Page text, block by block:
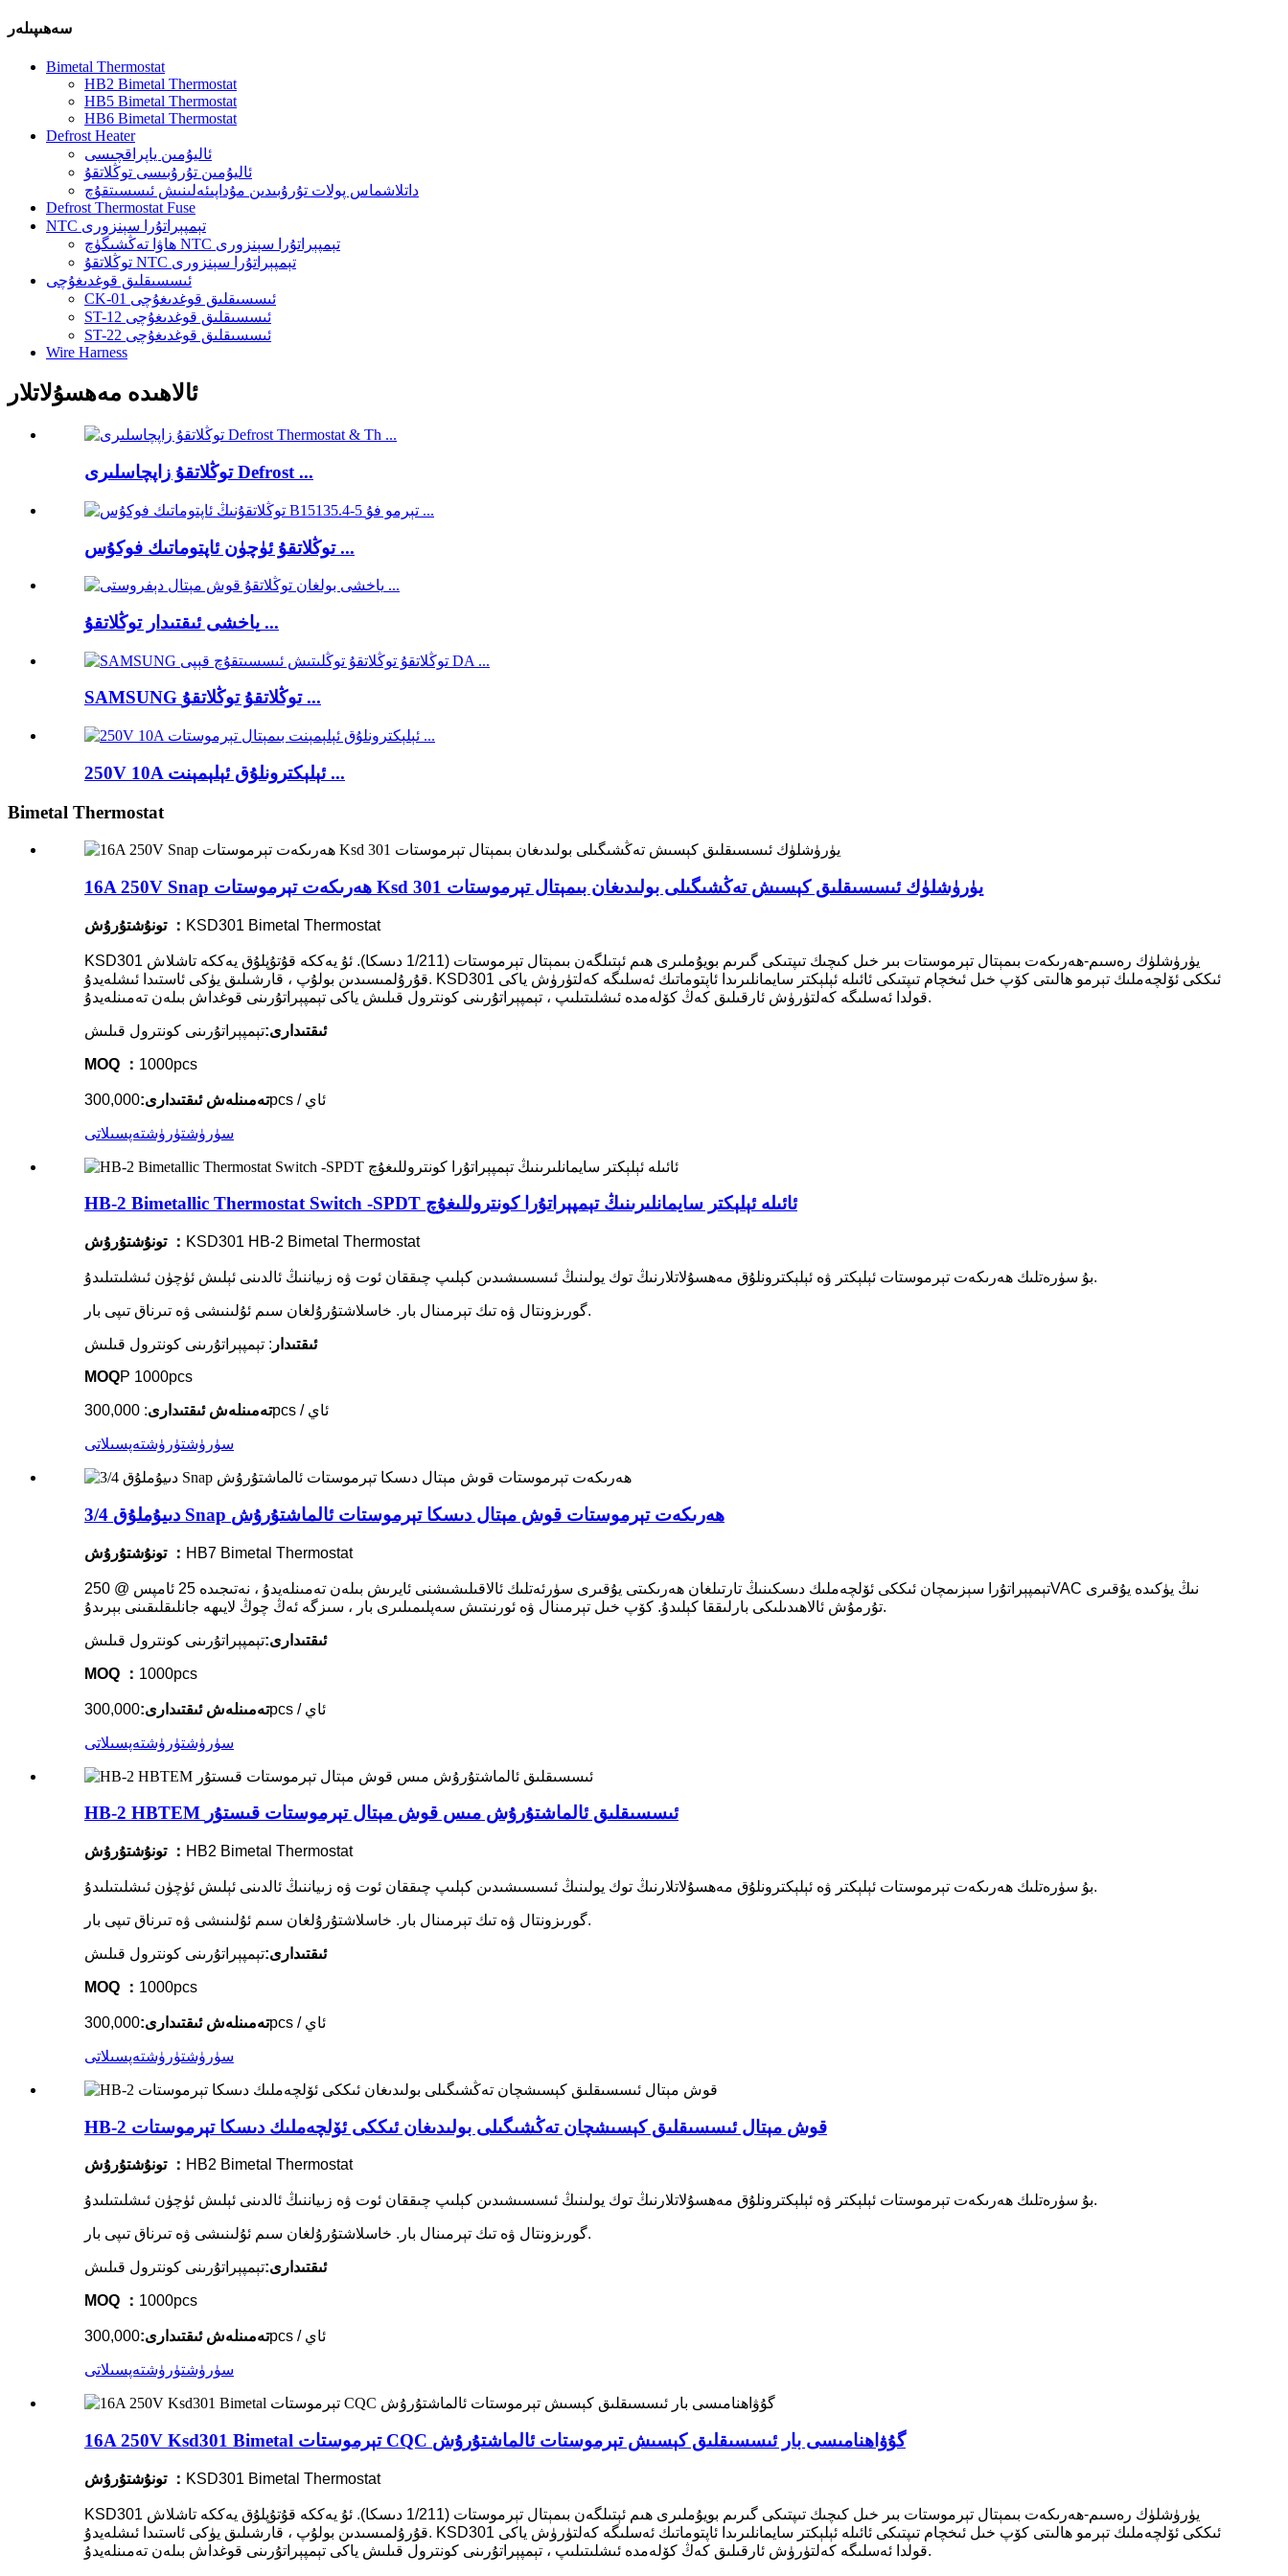
سەھىپىلەر
Bimetal Thermostat
HB2 Bimetal Thermostat
HB5 Bimetal Thermostat
HB6 Bimetal Thermostat
Defrost Heater
ئاليۇمىن ياپراقچىسى
ئاليۇمىن تۇرۇبىسى توڭلاتقۇ
داتلاشماس پولات تۇرۇبىدىن مۇداپىئەلىنىش ئىسسىتقۇچ
Defrost Thermostat Fuse
NTC تېمپېراتۇرا سېنزورى
ھاۋا تەڭشىگۈچ NTC تېمپېراتۇرا سېنزورى
توڭلاتقۇ NTC تېمپېراتۇرا سېنزورى
ئىسسىقلىق قوغدىغۇچى
CK-01 ئىسسىقلىق قوغدىغۇچى
ST-12 ئىسسىقلىق قوغدىغۇچى
ST-22 ئىسسىقلىق قوغدىغۇچى
Wire Harness
ئالاھىدە مەھسۇلاتلار
توڭلاتقۇ زاپچاسلىرى Defrost ...
توڭلاتقۇ ئۈچۈن ئاپتوماتىك فوكۇس ...
ياخشى ئىقتىدار توڭلاتقۇ ...
SAMSUNG توڭلاتقۇ توڭلاتقۇ ...
250V 10A ئېلېكترونلۇق ئېلېمېنت ...
Bimetal Thermostat
16A 250V Snap ھەرىكەت تېرموستات Ksd 301 يۈرۈشلۈك ئىسسىقلىق كېسىش تەڭشىگىلى بولىدىغان بىمېتال تېرموستات
تونۇشتۇرۇش ： KSD301 Bimetal Thermostat
KSD301 يۈرۈشلۈك رەسىم-ھەرىكەت بىمېتال تېرموستات بىر خىل كىچىك تىپتىكى گىرىم بويۇملىرى ھىم ئېتىلگەن بىمېتال تېرموستات (1/211 دىسكا). ئۇ يەككە قۇتۇپلۇق يەككە تاشلاش
قۇرۇلمىسىدىن بولۇپ ، قارشىلىق يۈكى ئاستىدا ئىشلەيدۇ. KSD301 ئىككى ئۆلچەملىك تېرمو ھالىتى كۆپ خىل ئىخچام تىپتىكى ئائىلە ئېلېكتر سايمانلىرىدا ئاپتوماتىك ئەسلىگە كەلتۈرۈش ياكى
قولدا ئەسلىگە كەلتۈرۈش ئارقىلىق كەڭ كۆلەمدە ئىشلىتىلىپ ، تېمپېراتۇرىنى كونترول قىلىش ياكى تېمپېراتۇرىنى قوغداش بىلەن تەمىنلەيدۇ.
ئىقتىدارى:تېمپېراتۇرىنى كونترول قىلىش
MOQ ： 1000pcs
تەمىنلەش ئىقتىدارى: 300,000pcs / ئاي
سۈرۈشتۈرۈشتەپسىلاتى
HB-2 Bimetallic Thermostat Switch -SPDT ئائىلە ئېلېكتر سايمانلىرىنىڭ تېمپېراتۇرا كونتروللىغۇچ
تونۇشتۇرۇش ： KSD301 HB-2 Bimetal Thermostat
بۇ سۈرەتلىك ھەرىكەت تېرموستات ئېلېكتر ۋە ئېلېكترونلۇق مەھسۇلاتلارنىڭ توك يولىنىڭ ئىسسىشىدىن كېلىپ چىققان ئوت ۋە زىياننىڭ ئالدىنى ئېلىش ئۈچۈن ئىشلىتىلىدۇ.
گورىزونتال ۋە تىك تېرمىنال بار. خاسلاشتۇرۇلغان سىم ئۇلىنىشى ۋە تىرناق تىپى بار.
ئىقتىدار : تېمپېراتۇرىنى كونترول قىلىش
MOQP 1000pcs
تەمىنلەش ئىقتىدارى : 300,000pcs / ئاي
سۈرۈشتۈرۈشتەپسىلاتى
3/4 دىيۇملۇق Snap ھەرىكەت تېرموستات قوش مېتال دىسكا تېرموستات ئالماشتۇرۇش
تونۇشتۇرۇش ： HB7 Bimetal Thermostat
تېمپېراتۇرا سېزىمچان ئىككى ئۆلچەملىك دىسكىنىڭ تارتىلغان ھەرىكىتى يۇقىرى سۈرئەتلىك ئالاقىلىشىشنى ئايرىش بىلەن تەمىنلەيدۇ ، نەتىجىدە 25 ئامپس @ 250VAC نىڭ يۈكىدە يۇقىرى
تۇرمۇش ئالاھىدىلىكى بارلىققا كېلىدۇ. كۆپ خىل تېرمىنال ۋە ئورنىتىش سەپلىمىلىرى بار ، سىزگە ئەڭ چوڭ لايىھە جانلىقلىقىنى بېرىدۇ.
ئىقتىدارى:تېمپېراتۇرىنى كونترول قىلىش
MOQ ： 1000pcs
تەمىنلەش ئىقتىدارى: 300,000pcs / ئاي
سۈرۈشتۈرۈشتەپسىلاتى
HB-2 HBTEM ئىسسىقلىق ئالماشتۇرۇش مىس قوش مېتال تېرموستات قىستۇر
تونۇشتۇرۇش ： HB2 Bimetal Thermostat
بۇ سۈرەتلىك ھەرىكەت تېرموستات ئېلېكتر ۋە ئېلېكترونلۇق مەھسۇلاتلارنىڭ توك يولىنىڭ ئىسسىشىدىن كېلىپ چىققان ئوت ۋە زىياننىڭ ئالدىنى ئېلىش ئۈچۈن ئىشلىتىلىدۇ.
گورىزونتال ۋە تىك تېرمىنال بار. خاسلاشتۇرۇلغان سىم ئۇلىنىشى ۋە تىرناق تىپى بار.
ئىقتىدارى:تېمپېراتۇرىنى كونترول قىلىش
MOQ ： 1000pcs
تەمىنلەش ئىقتىدارى: 300,000pcs / ئاي
سۈرۈشتۈرۈشتەپسىلاتى
HB-2 قوش مېتال ئىسسىقلىق كېسىشچان تەڭشىگىلى بولىدىغان ئىككى ئۆلچەملىك دىسكا تېرموستات
تونۇشتۇرۇش ： HB2 Bimetal Thermostat
بۇ سۈرەتلىك ھەرىكەت تېرموستات ئېلېكتر ۋە ئېلېكترونلۇق مەھسۇلاتلارنىڭ توك يولىنىڭ ئىسسىشىدىن كېلىپ چىققان ئوت ۋە زىياننىڭ ئالدىنى ئېلىش ئۈچۈن ئىشلىتىلىدۇ.
گورىزونتال ۋە تىك تېرمىنال بار. خاسلاشتۇرۇلغان سىم ئۇلىنىشى ۋە تىرناق تىپى بار.
ئىقتىدارى:تېمپېراتۇرىنى كونترول قىلىش
MOQ ： 1000pcs
تەمىنلەش ئىقتىدارى: 300,000pcs / ئاي
سۈرۈشتۈرۈشتەپسىلاتى
16A 250V Ksd301 Bimetal تېرموستات CQC گۇۋاھنامىسى بار ئىسسىقلىق كېسىش تېرموستات ئالماشتۇرۇش
تونۇشتۇرۇش ： KSD301 Bimetal Thermostat
KSD301 يۈرۈشلۈك رەسىم-ھەرىكەت بىمېتال تېرموستات بىر خىل كىچىك تىپتىكى گىرىم بويۇملىرى ھىم ئېتىلگەن بىمېتال تېرموستات (1/211 دىسكا). ئۇ يەككە قۇتۇپلۇق يەككە تاشلاش
قۇرۇلمىسىدىن بولۇپ ، قارشىلىق يۈكى ئاستىدا ئىشلەيدۇ. KSD301 ئىككى ئۆلچەملىك تېرمو ھالىتى كۆپ خىل ئىخچام تىپتىكى ئائىلە ئېلېكتر سايمانلىرىدا ئاپتوماتىك ئەسلىگە كەلتۈرۈش ياكى
قولدا ئەسلىگە كەلتۈرۈش ئارقىلىق كەڭ كۆلەمدە ئىشلىتىلىپ ، تېمپېراتۇرىنى كونترول قىلىش ياكى تېمپېراتۇرىنى قوغداش بىلەن تەمىنلەيدۇ.